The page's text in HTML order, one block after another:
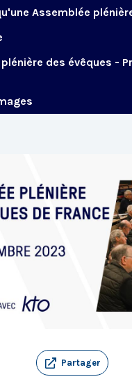
Assemblée
des évêques -
Partager